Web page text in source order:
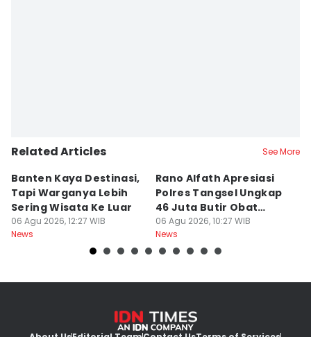
Related Articles See More
Banten Kaya Destinasi,
Tapi Warganya Lebih
Sering Wisata Ke Luar
06 Agu 2026, 12:27 WIB
News
Rano Alfath Apresiasi
Polres Tangsel Ungkap
46 Juta Butir Obat
Keras
06 Agu 2026, 10:27 WIB
News